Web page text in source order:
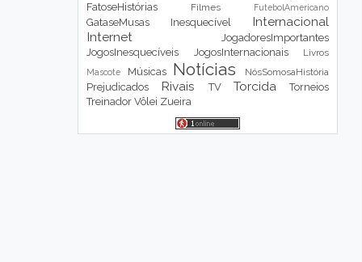
FatoseHistórias
Filmes FutebolAmericano
GataseMusas Inesquecível
Internacional
Internet
JogadoresImportantes
JogosInesquecíveis
JogosInternacionais Livros
Mascote Músicas Notícias NósSomosaHistória
Prejudicados Rivais TV Torcida
Torneios
Treinador Vôlei Zueira